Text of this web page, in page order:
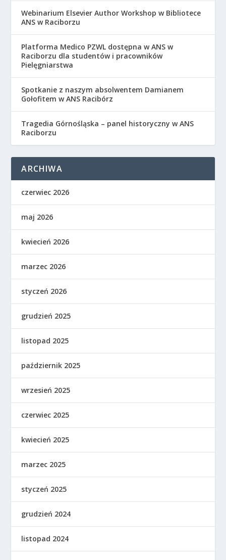
Webinarium Elsevier Author Workshop w Bibliotece
ANS w Raciborzu
Platforma Medico PZWL dostępna w ANS w
Raciborzu dla studentów i pracowników
Pielęgniarstwa
Spotkanie z naszym absolwentem Damianem
Gołofitem w ANS Racibórz
Tragedia Górnośląska – panel historyczny w ANS
Raciborzu
ARCHIWA
czerwiec 2026
maj 2026
kwiecień 2026
marzec 2026
styczeń 2026
grudzień 2025
listopad 2025
październik 2025
wrzesień 2025
czerwiec 2025
kwiecień 2025
marzec 2025
styczeń 2025
grudzień 2024
listopad 2024